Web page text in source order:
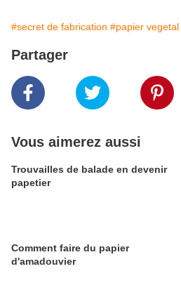
#secret de fabrication #papier vegetal
Partager
Vous aimerez aussi
Trouvailles de balade en devenir
papetier
Comment faire du papier
d'amadouvier